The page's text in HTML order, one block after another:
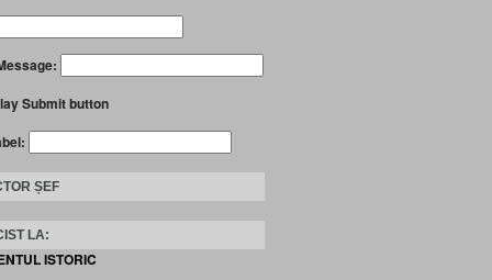
Submit button
ȘEF
LA:
ISTORIC